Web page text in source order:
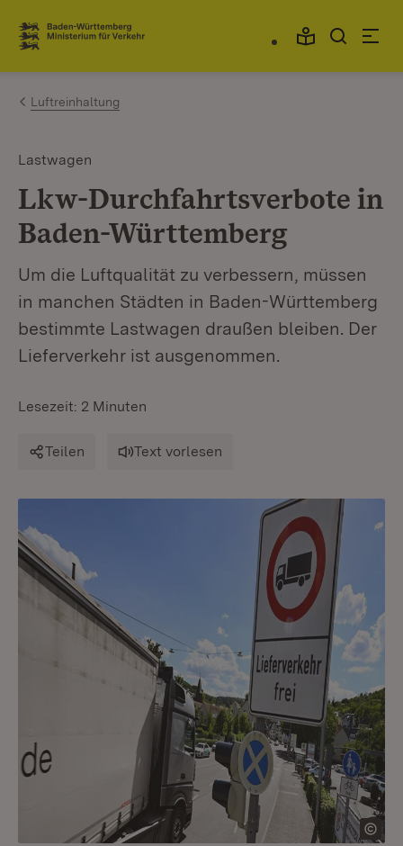
Zum Inhalt springen
Link zur Startseite
Luftreinhaltung
Lastwagen
Lkw-Durchfahrtsverbote in
Baden-Württemberg
Um die Luftqualität zu verbessern, müssen
in manchen Städten in Baden-Württemberg
bestimmte Lastwagen draußen bleiben. Der
Lieferverkehr ist ausgenommen.
Lesezeit: 2 Minuten
Teilen Text vorlesen